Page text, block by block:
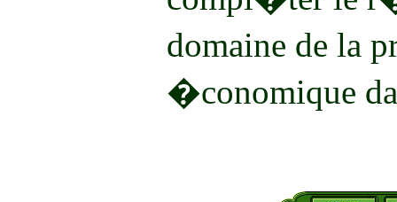
domaine de la
�conomique